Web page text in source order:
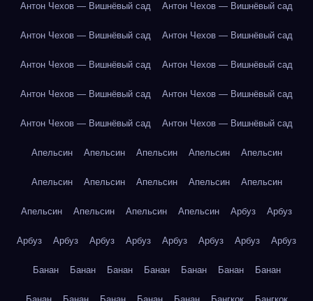
Антон Чехов — Вишнёвый сад Антон Чехов — Вишнёвый сад
Антон Чехов — Вишнёвый сад Антон Чехов — Вишнёвый сад
Антон Чехов — Вишнёвый сад Антон Чехов — Вишнёвый сад
Антон Чехов — Вишнёвый сад Антон Чехов — Вишнёвый сад
Антон Чехов — Вишнёвый сад Антон Чехов — Вишнёвый сад
Апельсин Апельсин Апельсин Апельсин Апельсин
Апельсин Апельсин Апельсин Апельсин Апельсин
Апельсин Апельсин Апельсин Апельсин Арбуз Арбуз
Арбуз Арбуз Арбуз Арбуз Арбуз Арбуз Арбуз Арбуз
Банан Банан Банан Банан Банан Банан Банан